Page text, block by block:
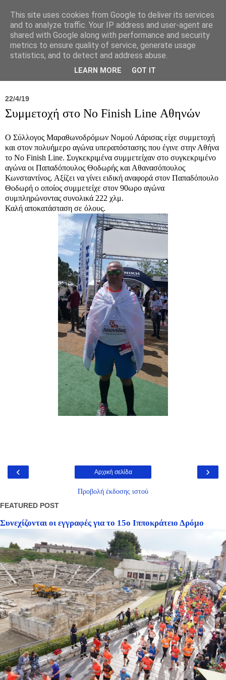
Σύλλογος Ιπποκράτειος
22/4/19
Συμμετοχή στο No Finish Line Αθηνών
Ο Σύλλογος Μαραθωνοδρόμων Νομού Λάρισας είχε συμμετοχή
και στον πολυήμερο αγώνα υπεραπόστασης που έγινε στην Αθήνα
το No Finish Line. Συγκεκριμένα συμμετείχαν στο συγκεκριμένο
αγώνα οι Παπαδόπουλος Θοδωρής και Αθανασόπουλος
Κωνσταντίνος. Αξίζει να γίνει ειδική αναφορά στον Παπαδόπουλο
Θοδωρή ο οποίος συμμετείχε στον 90ωρο αγώνα
συμπληρώνοντας συνολικά 222 χλμ.
Καλή αποκατάσταση σε όλους.
‹ ›
Αρχική σελίδα
Προβολή έκδοσης ιστού
FEATURED POST
Συνεχίζονται οι εγγραφές για το 15ο Ιπποκράτειο Δρόμο
This site uses cookies from Google to deliver its services
and to analyze traffic. Your IP address and user-agent are
shared with Google along with performance and security
metrics to ensure quality of service, generate usage
statistics, and to detect and address abuse.
LEARN MORE GOT IT